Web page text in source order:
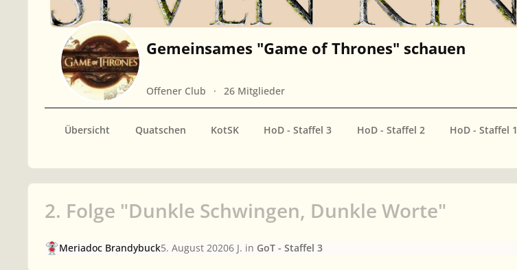
Gemeinsames "Game of Thrones" schauen
Offener Club 26 Mitglieder
Übersicht Quatschen KotSK HoD - Staffel 3 HoD - Staffel 2 HoD - Staffel 1
2. Folge "Dunkle Schwingen, Dunkle Worte"
Meriadoc Brandybuck5. August 20206 J. in GoT - Staffel 3